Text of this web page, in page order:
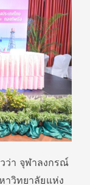
ว่า จุฬาลงกรณ์
าวิทยาลัยแห่ง